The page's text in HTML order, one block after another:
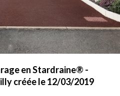
en Stardraine® -
créée le 12/03/2019